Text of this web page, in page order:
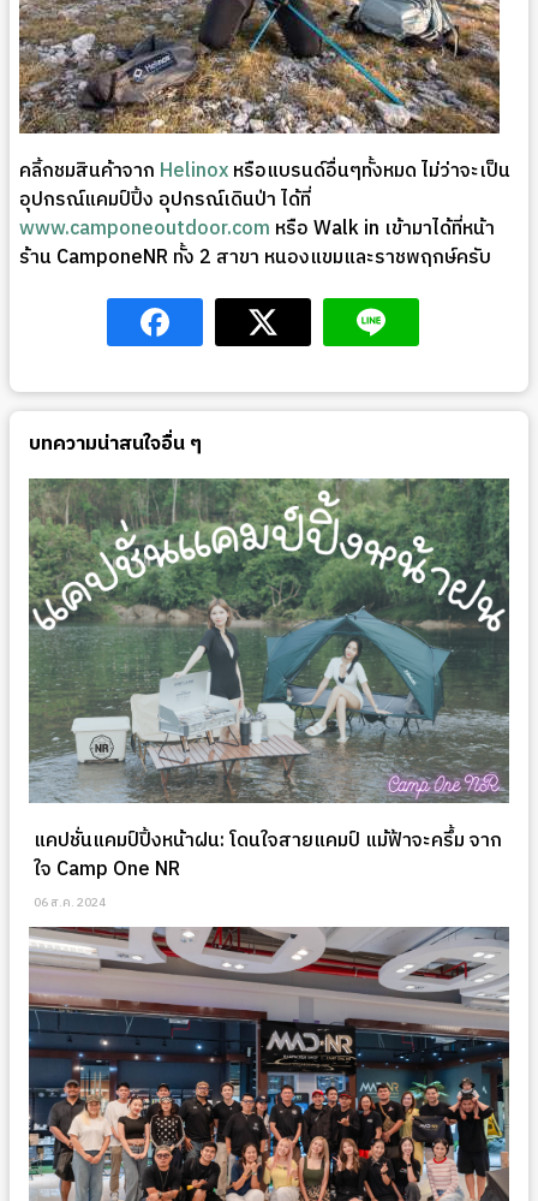
คลิ้กชมสินค้าจาก Helinoxหรือแบรนด์อื่นๆทั้งหมด ไม่ว่าจะเป็น
อุปกรณ์แคมป์ปิ้ง อุปกรณ์เดินป่า ได้ที่
www.camponeoutdoor.com หรือ Walk in เข้ามาได้ที่หน้า
ร้าน CamponeNR ทั้ง 2 สาขา หนองแขมและราชพฤกษ์ครับ
บทความน่าสนใจอื่น ๆ
แคปชั่นแคมป์ปิ้งหน้าฝน: โดนใจสายแคมป์ แม้ฟ้าจะครึ้ม จาก
ใจ Camp One NR
06 ส.ค. 2024